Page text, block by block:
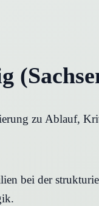
zu Ablauf,
bei der